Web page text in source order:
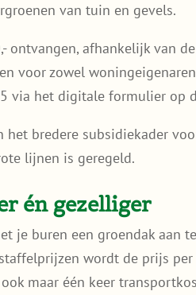
van tuin en gevels.
ontvangen, afhankelijk van
voor zowel
via het digitale formulier op
bredere subsidiekader
lijnen is geregeld.
én gezelliger
je buren een groendak aan
wordt de prijs
maar één keer